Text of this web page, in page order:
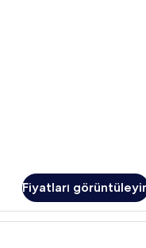
Fiyatları
Suite Twin Room | Masa,